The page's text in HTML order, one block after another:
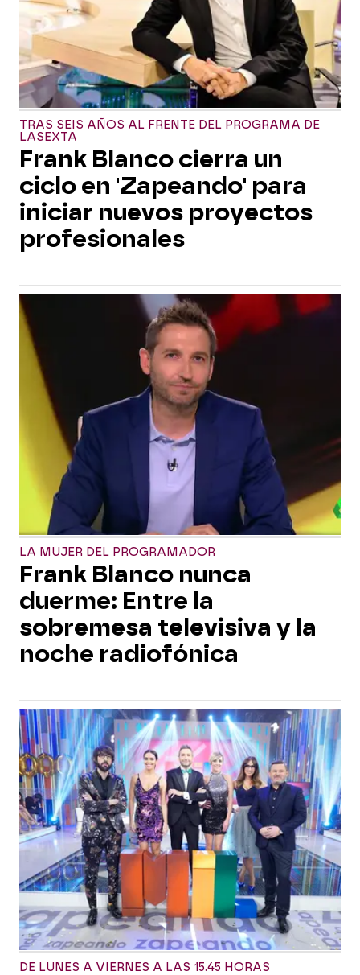
TRAS SEIS AÑOS AL FRENTE DEL PROGRAMA DE
LASEXTA
Frank Blanco cierra un
ciclo en 'Zapeando' para
iniciar nuevos proyectos
profesionales
LA MUJER DEL PROGRAMADOR
Frank Blanco nunca
duerme: Entre la
sobremesa televisiva y la
noche radiofónica
DE LUNES A VIERNES A LAS 15.45 HORAS